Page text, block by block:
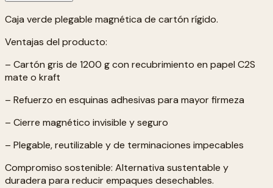
Caja verde plegable magnética de cartón rígido.
Ventajas del producto:
– Cartón gris de 1200 g con recubrimiento en papel C2S
mate o kraft
– Refuerzo en esquinas adhesivas para mayor firmeza
– Cierre magnético invisible y seguro
– Plegable, reutilizable y de terminaciones impecables
Compromiso sostenible: Alternativa sustentable y
duradera para reducir empaques desechables.